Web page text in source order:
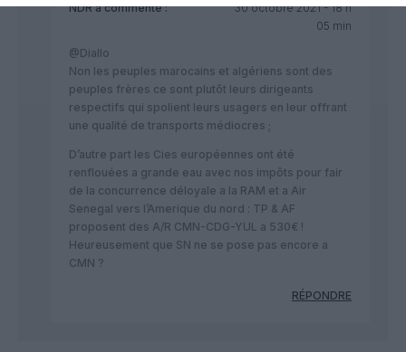
NDRa commenté :
30 octobre 2021 - 18 h
05 min
@Diallo
Non les peuples marocains et algériens sont des
peuples frères ce sont plutôt leurs dirigeants
respectifs qui spolient leurs usagers en leur offrant
une qualité de transports médiocres ;
D’autre part les Cies européennes ont été
renflouées a grande eau avec nos impôts pour fair
de la concurrence déloyale a la RAM et a Air
Senegal vers l’Amerique du nord : TP & AF
proposent des A/R CMN-CDG-YUL a 530€ !
Heureusement que SN ne se pose pas encore a
CMN ?
RÉPONDRE